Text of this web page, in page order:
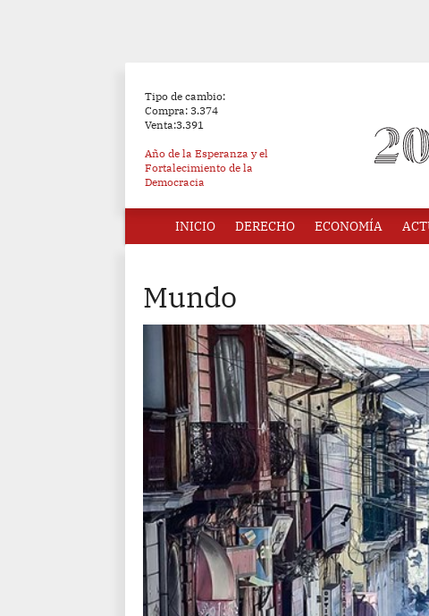
Tipo de cambio:
Compra: 3.374
Venta:3.391
Año de la Esperanza y el
Fortalecimiento de la
Democracia
INICIO DERECHO ECONOMÍA
Mundo